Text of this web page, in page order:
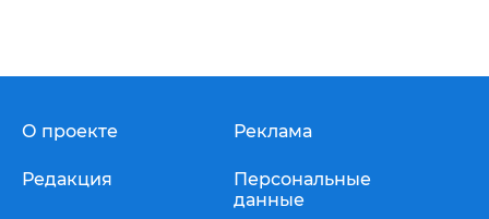
О проекте
Редакция
Реклама
Персональные
данные